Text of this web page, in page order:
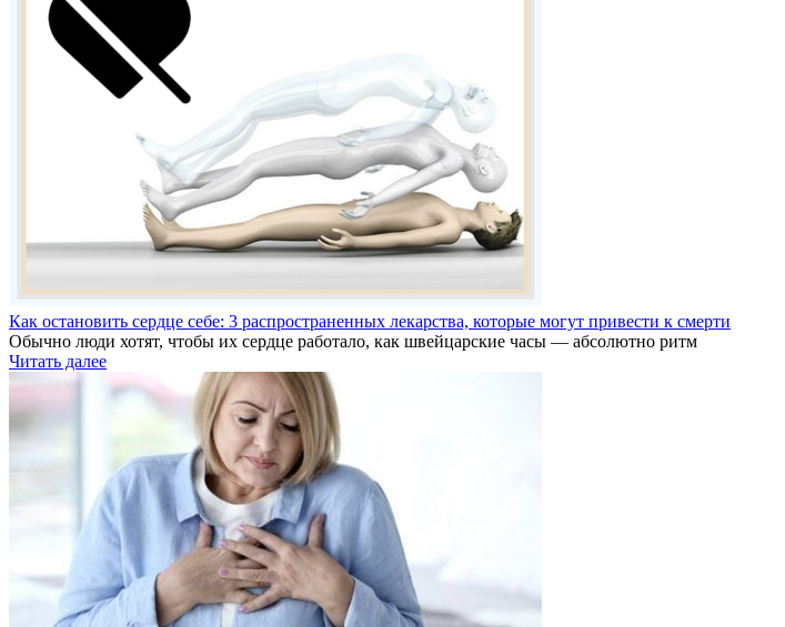
Как остановить сердце себе: 3 распространенных лекарства, которые могут привести к смерти
Обычно люди хотят, чтобы их сердце работало, как швейцарские часы — абсолютно ритм
Читать далее